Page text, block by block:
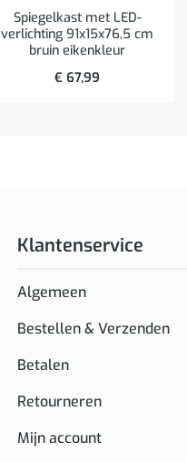
Spiegelkast met LED-
verlichting 91x15x76,5 cm
bruin eikenkleur
€ 67,99
Klantenservice
Algemeen
Bestellen & Verzenden
Betalen
Retourneren
Mijn account